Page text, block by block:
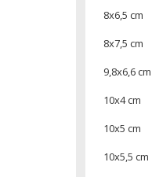
8x6,5 cm
8x7,5 cm
9,8x6,6 cm
10x4 cm
10x5 cm
10x5,5 cm